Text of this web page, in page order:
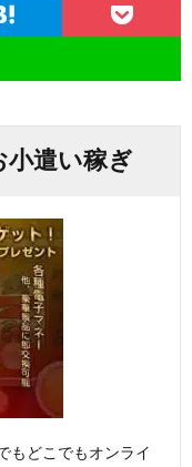
遣い稼ぎ
もどこでもオンライ